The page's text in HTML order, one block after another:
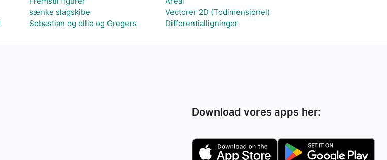
sænke slagskibe
Sebastian og ollie og Gregers
Vectorer 2D (Todimensionel)
Differentialligninger
Download vores apps her: